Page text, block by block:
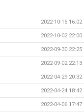
2022-10-15 16:02
2022-10-02 22:00
2022-09-30 22:25
2022-09-02 22:13
2022-04-29 20:32
2022-04-24 18:42
2022-04-06 17:47